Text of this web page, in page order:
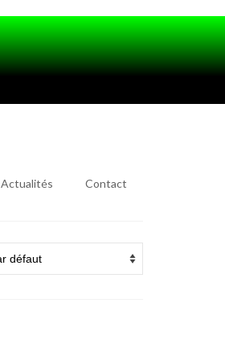
Actualités Contact